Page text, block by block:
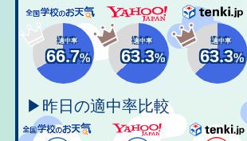
適中率
66.7%
適中率
63.3%
適中率
63.3%
▶昨日の適中率比較